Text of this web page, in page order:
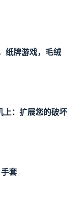
纸牌游戏，毛绒
：扩展您的破坏
套